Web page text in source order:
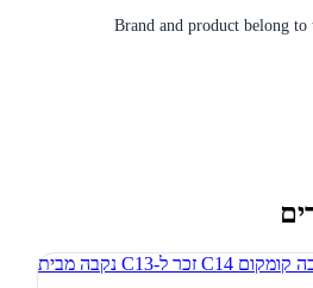
Brand and product belong to